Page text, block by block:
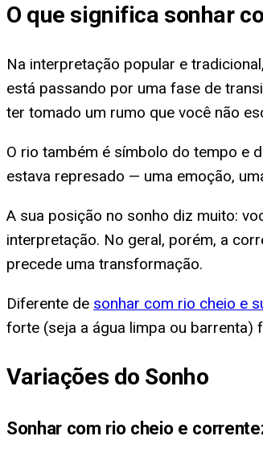
O que significa sonhar
Na interpretação popular e
está passando por uma fase de
ter tomado um rumo que você não
O rio também é símbolo do tempo e
estava represado — uma emoção,
A sua posição no sonho diz muito:
interpretação. No geral, porém, a
precede uma transformação.
Diferente de sonhar com rio cheio e
forte (seja a água limpa ou barrenta)
Variações do Sonho
Sonhar com rio cheio e